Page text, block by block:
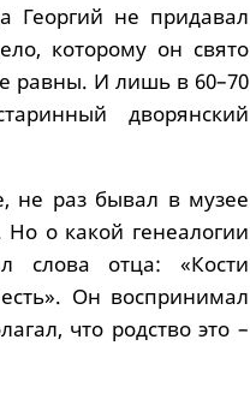
Георгий не придавал
которому он свято
равны. И лишь в 60–70
дворянский
не раз бывал в музее
о какой генеалогии
слова отца: «Кости
Он воспринимал
что родство это –